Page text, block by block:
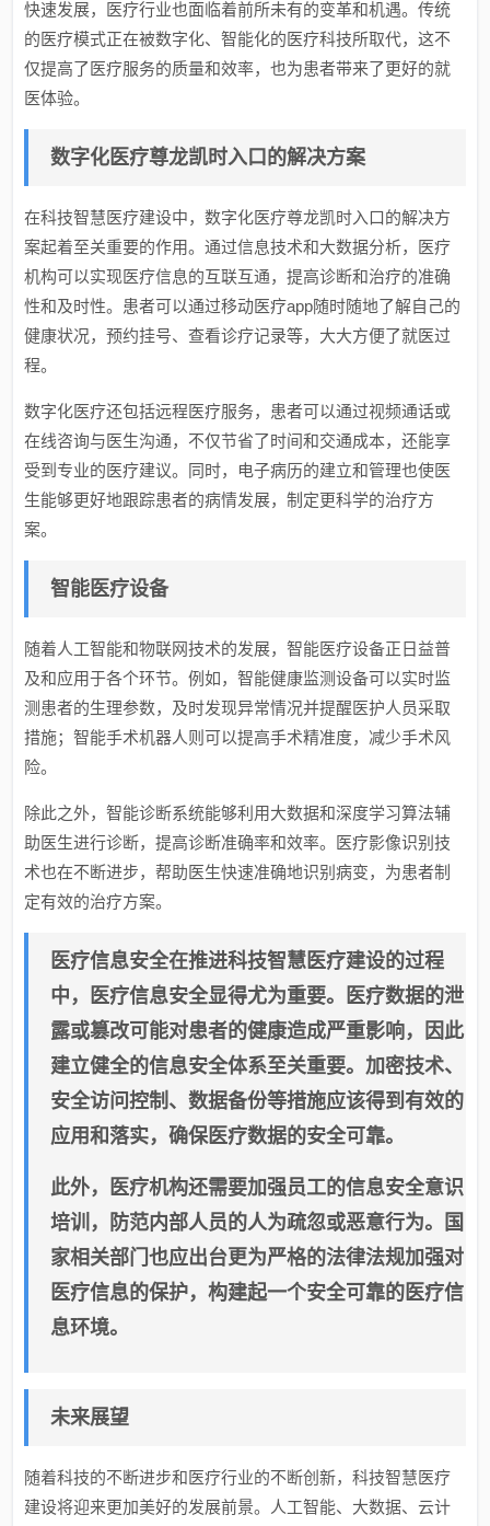
快速发展，医疗行业也面临着前所未有的变革和机遇。传统
的医疗模式正在被数字化、智能化的医疗科技所取代，这不
仅提高了医疗服务的质量和效率，也为患者带来了更好的就
医体验。
数字化医疗尊龙凯时入口的解决方案
在科技智慧医疗建设中，数字化医疗尊龙凯时入口的解决方
案起着至关重要的作用。通过信息技术和大数据分析，医疗
机构可以实现医疗信息的互联互通，提高诊断和治疗的准确
性和及时性。患者可以通过移动医疗app随时随地了解自己的
健康状况，预约挂号、查看诊疗记录等，大大方便了就医过
程。
数字化医疗还包括远程医疗服务，患者可以通过视频通话或
在线咨询与医生沟通，不仅节省了时间和交通成本，还能享
受到专业的医疗建议。同时，电子病历的建立和管理也使医
生能够更好地跟踪患者的病情发展，制定更科学的治疗方
案。
智能医疗设备
随着人工智能和物联网技术的发展，智能医疗设备正日益普
及和应用于各个环节。例如，智能健康监测设备可以实时监
测患者的生理参数，及时发现异常情况并提醒医护人员采取
措施；智能手术机器人则可以提高手术精准度，减少手术风
险。
除此之外，智能诊断系统能够利用大数据和深度学习算法辅
助医生进行诊断，提高诊断准确率和效率。医疗影像识别技
术也在不断进步，帮助医生快速准确地识别病变，为患者制
定有效的治疗方案。
医疗信息安全在推进科技智慧医疗建设的过程
中，医疗信息安全显得尤为重要。医疗数据的泄
露或篡改可能对患者的健康造成严重影响，因此
建立健全的信息安全体系至关重要。加密技术、
安全访问控制、数据备份等措施应该得到有效的
应用和落实，确保医疗数据的安全可靠。
此外，医疗机构还需要加强员工的信息安全意识
培训，防范内部人员的人为疏忽或恶意行为。国
家相关部门也应出台更为严格的法律法规加强对
医疗信息的保护，构建起一个安全可靠的医疗信
息环境。
未来展望
随着科技的不断进步和医疗行业的不断创新，科技智慧医疗
建设将迎来更加美好的发展前景。人工智能、大数据、云计